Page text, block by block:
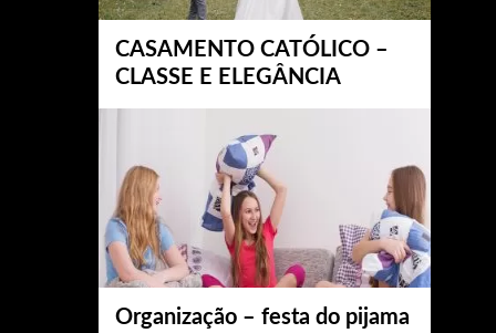
CASAMENTO CATÓLICO –
CLASSE E ELEGÂNCIA
Organização – festa do pijama